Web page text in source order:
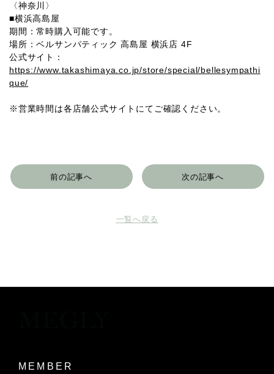
〈神奈川〉
■横浜高島屋
期間：常時購入可能です。
場所：ベルサンパティック 高島屋 横浜店 4F
公式サイト：
https://www.takashimaya.co.jp/store/special/bellesympathi
que/
※営業時間は各店舗公式サイトにてご確認ください。
前の記事へ
一覧へ戻る
次の記事へ
MEMBER